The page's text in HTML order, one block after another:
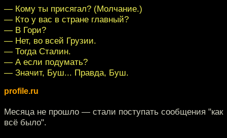
— Кому ты присягал? (Молчание.)
— Кто у вас в стране главный?
— В Гори?
— Нет, во всей Грузии.
— Тогда Сталин.
— А если подумать?
— Значит, Буш... Правда, Буш.
profile.ru
Месяца не прошло — стали поступать сообщения "как
всё было".